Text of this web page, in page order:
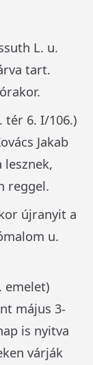
L. u.
tart.
tér 6. I/106.)
Jakab
lesznek,
reggel.
újranyit a
u.
emelet)
május 3-
is nyitva
várják